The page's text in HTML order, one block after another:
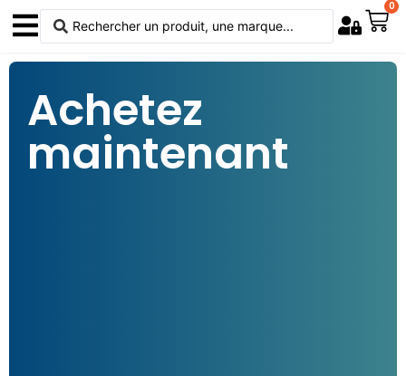
0
Achetez
maintenant